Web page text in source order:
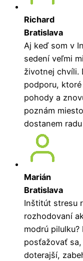
Richard
Bratislava
Aj keď som v
sedení veľmi
životnej chvíli.
podporu,
pohody a
poznám
dostanem
Marián
Bratislava
Inštitút stresu
rozhodovaní
modrú
posťažovať
doterajší,